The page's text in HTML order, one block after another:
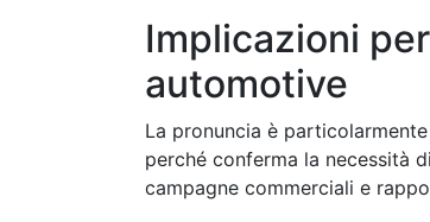
Implicazioni
automotive
La pronuncia è
perché conferma la necessità
campagne commerciali e